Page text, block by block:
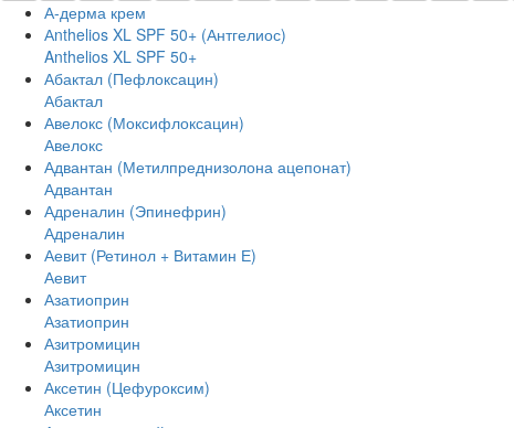
А-дерма крем
Аnthelios XL SPF 50+ (Антгелиос)
Anthelios XL SPF 50+
Абактал (Пефлоксацин)
Абактал
Авелокс (Моксифлоксацин)
Авелокс
Адвантан (Метилпреднизолона ацепонат)
Адвантан
Адреналин (Эпинефрин)
Адреналин
Аевит (Ретинол + Витамин Е)
Аевит
Азатиоприн
Азатиоприн
Азитромицин
Азитромицин
Аксетин (Цефуроксим)
Аксетин